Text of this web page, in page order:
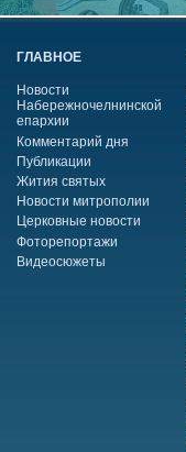
ГЛАВНОЕ
Новости
Набережночелнинской
епархии
Комментарий дня
Публикации
Жития святых
Новости митрополии
Церковные новости
Фоторепортажи
Видеосюжеты